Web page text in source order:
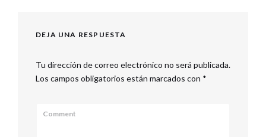
DEJA UNA RESPUESTA
Tu dirección de correo electrónico no será publicada.
Los campos obligatorios están marcados con *